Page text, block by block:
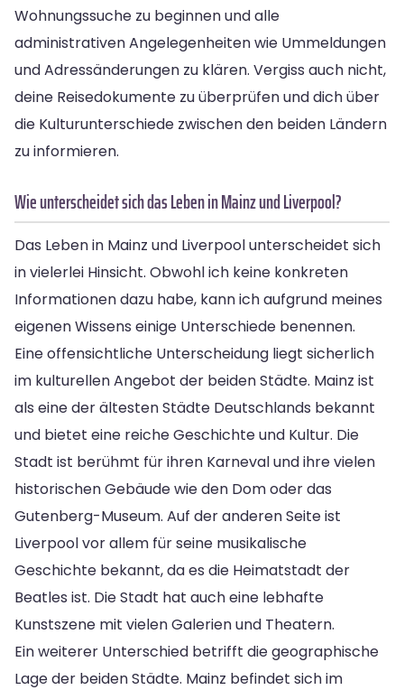
Wohnungssuche zu beginnen und alle
administrativen Angelegenheiten wie Ummeldungen
und Adressänderungen zu klären. Vergiss auch nicht,
deine Reisedokumente zu überprüfen und dich über
die Kulturunterschiede zwischen den beiden Ländern
zu informieren.
Wie unterscheidet sich das Leben in Mainz und Liverpool?
Das Leben in Mainz und Liverpool unterscheidet sich
in vielerlei Hinsicht. Obwohl ich keine konkreten
Informationen dazu habe, kann ich aufgrund meines
eigenen Wissens einige Unterschiede benennen.
Eine offensichtliche Unterscheidung liegt sicherlich
im kulturellen Angebot der beiden Städte. Mainz ist
als eine der ältesten Städte Deutschlands bekannt
und bietet eine reiche Geschichte und Kultur. Die
Stadt ist berühmt für ihren Karneval und ihre vielen
historischen Gebäude wie den Dom oder das
Gutenberg-Museum. Auf der anderen Seite ist
Liverpool vor allem für seine musikalische
Geschichte bekannt, da es die Heimatstadt der
Beatles ist. Die Stadt hat auch eine lebhafte
Kunstszene mit vielen Galerien und Theatern.
Ein weiterer Unterschied betrifft die geographische
Lage der beiden Städte. Mainz befindet sich im